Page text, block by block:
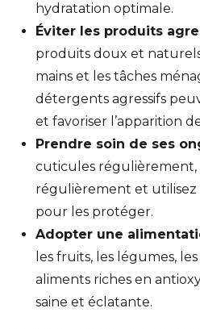
hydratation optimale.
Éviter les produits
produits doux et
mains et les tâches
détergents agressifs
et favoriser l’apparition
Prendre soin de ses
cuticules régulièrement,
régulièrement et utilisez
pour les protéger.
Adopter une
les fruits, les légumes,
aliments riches en
saine et éclatante.